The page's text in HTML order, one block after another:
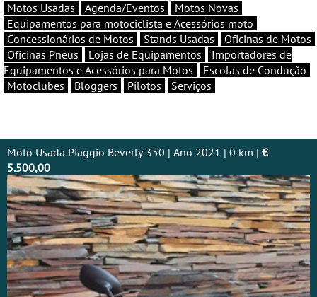
Motos Usadas Agenda/Eventos
Motos Novas
Equipamentos para motociclista e Acessórios moto
Concessionários de Motos
Stands Usadas
Oficinas de Motos
Oficinas Pneus
Lojas de Equipamentos
Importadores de
Equipamentos e Acessórios para Motos
Escolas de Condução
Motoclubes
Bloggers Pilotos Serviços
Moto Usada Piaggio Beverly 350 | Ano 2021 | 0 km | €
5.500,00